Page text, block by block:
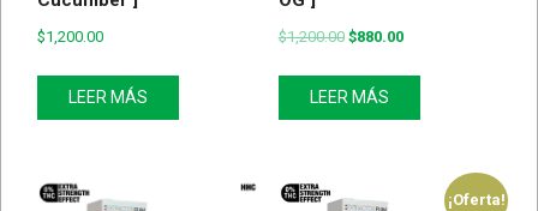
$1,200.00
LEER MÁS
$1,200.00 $880.00
LEER MÁS
¡Oferta!